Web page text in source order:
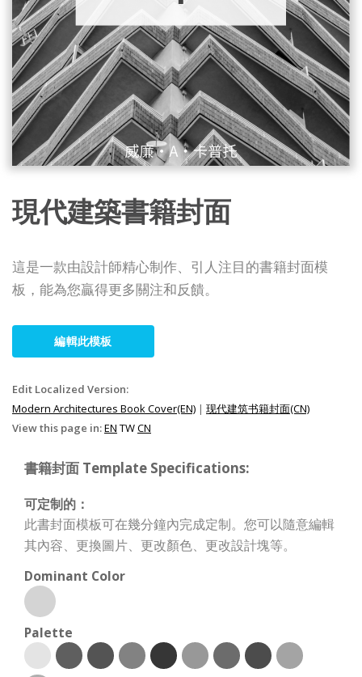
現代建築書籍封面
這是一款由設計師精心制作、引人注目的書籍封面模
板，能為您贏得更多關注和反饋。
編輯此模板
Edit Localized Version:
Modern Architectures Book Cover(EN) | 现代建筑书籍封面(CN)
View this page in:EN TWCN
書籍封面 Template Specifications:
可定制的：
此書封面模板可在幾分鐘內完成定制。您可以隨意編輯
其內容、更換圖片、更改顏色、更改設計塊等。
Dominant Color
Palette